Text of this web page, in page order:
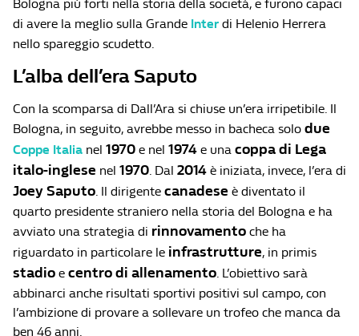
Bologna più forti nella storia della società, e furono capaci
di avere la meglio sulla Grande Inter di Helenio Herrera
nello spareggio scudetto.
L’alba dell’era Saputo
Con la scomparsa di Dall’Ara si chiuse un’era irripetibile. Il
Bologna, in seguito, avrebbe messo in bacheca solo due
Coppe Italia nel 1970 e nel 1974 e una coppa di Lega
italo-inglese nel 1970. Dal 2014 è iniziata, invece, l’era di
Joey Saputo. Il dirigente canadese è diventato il
quarto presidente straniero nella storia del Bologna e ha
avviato una strategia di rinnovamento che ha
riguardato in particolare le infrastrutture, in primis
stadio e centrodi allenamento. L’obiettivo sarà
abbinarci anche risultati sportivi positivi sul campo, con
l’ambizione di provare a sollevare un trofeo che manca da
ben 46 anni.